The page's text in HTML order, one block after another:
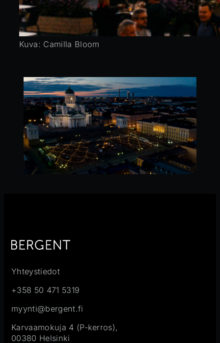
Kuva: Camilla Bloom
Yhteystiedot
+358 50 471 5319
myynti@bergent.fi
Karvaamokuja 4 (P-kerros),
00380 Helsinki